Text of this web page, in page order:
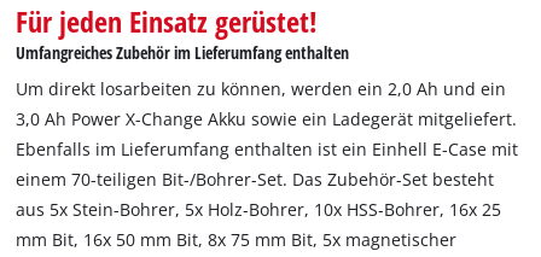
Für jeden Einsatz gerüstet!
Umfangreiches Zubehör im Lieferumfang enthalten
Um direkt losarbeiten zu können, werden ein 2,0 Ah und ein
3,0 Ah Power X-Change Akku sowie ein Ladegerät mitgeliefert.
Ebenfalls im Lieferumfang enthalten ist ein Einhell E-Case mit
einem 70-teiligen Bit-/Bohrer-Set. Das Zubehör-Set besteht
aus 5x Stein-Bohrer, 5x Holz-Bohrer, 10x HSS-Bohrer, 16x 25
mm Bit, 16x 50 mm Bit, 8x 75 mm Bit, 5x magnetischer